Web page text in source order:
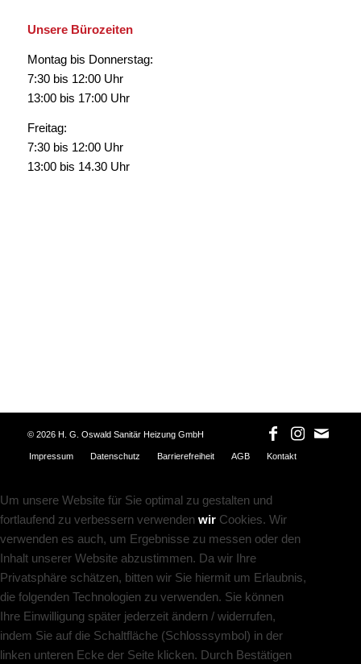
Unsere Bürozeiten
Montag bis Donnerstag:
7:30 bis 12:00 Uhr
13:00 bis 17:00 Uhr
Freitag:
7:30 bis 12:00 Uhr
13:00 bis 14.30 Uhr
©2026 H. G. Oswald Sanitär Heizung GmbH
Impressum Datenschutz Barrierefreiheit AGB Kontakt
Um unsere Website für Sie optimal zu gestalten und
fortlaufend zu verbessern verwenden wir Cookies. Wir
verwenden es auch, um Ergebnisse zu messen oder den
Inhalt unserer Website abzustimmen. Da wir Ihre
Privatsphäre schätzen, bitten wir Sie hiermit um Erlaubnis,
die folgenden Technologien zu verwenden. Sie können
Ihre Einwilligung später jederzeit ändern / widerrufen,
indem Sie auf die Schaltfläche (Schlosssymbol) in der
linken unteren Ecke der Seite klicken. Durch Bestätigen